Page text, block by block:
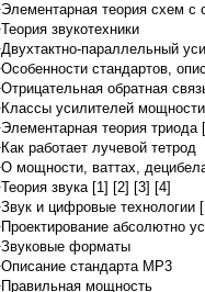
Элементарная теория схем с
Теория звукотехники
Двухтактно-параллельный
Особенности стандартов,
Отрицательная обратная
Классы усилителей мощности
Элементарная теория триода
Как работает лучевой тетрод
О мощности, ваттах,
Теория звука [1] [2] [3] [4]
Звук и цифровые технологии
Проектирование абсолютно
Звуковые форматы
Описание стандарта MP3
Правильная мощность